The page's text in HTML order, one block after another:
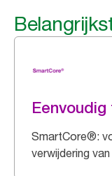
SmartCore®:
verwijdering